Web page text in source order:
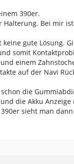
390er.
Halterung. Bei mir
gute Lösung.
somit
einem
auf der Navi
die
die Akku Anzeige
sieht man